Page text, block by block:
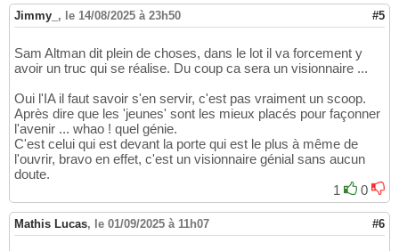
Jimmy_ , le 14/08/2025 à 23h50 #5
Sam Altman dit plein de choses, dans le lot il va forcement y
avoir un truc qui se réalise. Du coup ca sera un visionnaire ...
Oui l'IA il faut savoir s'en servir, c'est pas vraiment un scoop.
Après dire que les 'jeunes' sont les mieux placés pour façonner
l'avenir ... whao ! quel génie.
C'est celui qui est devant la porte qui est le plus à même de
l'ouvrir, bravo en effet, c'est un visionnaire génial sans aucun
doute.
1
0
Mathis Lucas, le 01/09/2025 à 11h07 #6